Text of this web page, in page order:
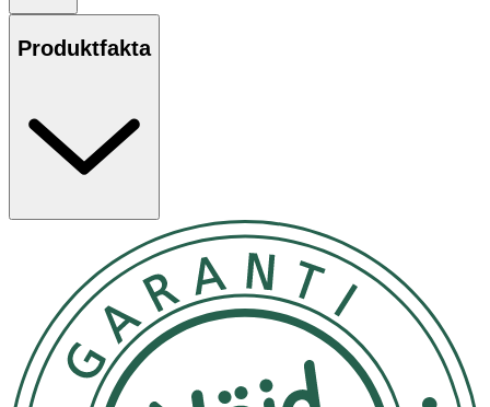
OK för gravida och ammande:
Produktfakta